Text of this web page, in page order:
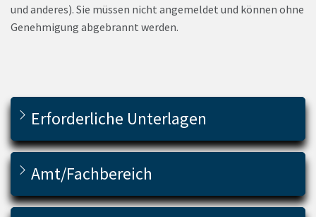
und anderes). Sie müssen nicht angemeldet und können ohne
Genehmigung abgebrannt werden.
Erforderliche Unterlagen
Amt/Fachbereich